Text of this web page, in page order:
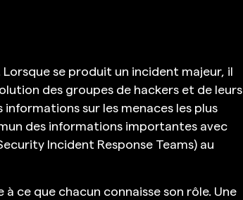
se produit un incident majeur, il
des groupes de hackers et de leurs
sur les menaces les plus
des informations importantes avec
Incident Response Teams) au
ce que chacun connaisse son rôle. Une